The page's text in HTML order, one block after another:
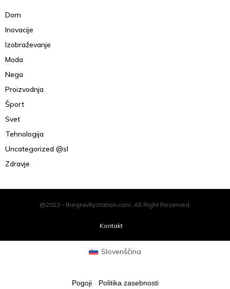
Dom
Inovacije
Izobraževanje
Moda
Nega
Proizvodnja
Šport
Svet
Tehnologija
Uncategorized @sl
Zdravje
@2023 - thegravitystation.com. All Right Reserved.
Kontakt
Slovenščina
Pogoji- Politika zasebnosti